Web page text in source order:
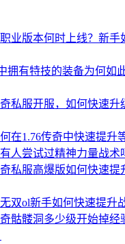
业版本何时上线？新手
拥有特技的装备为何如
私服开服，如何快速升
在1.76传奇中快速提升
人尝试过精神力量战术
私服高爆版如何快速提
双ol新手如何快速提升
骷髅洞多少级开始掉经